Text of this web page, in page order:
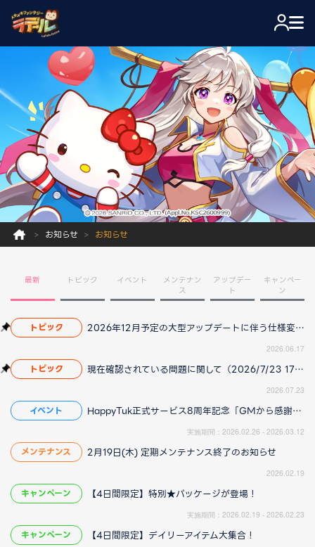
お知らせ お知らせ
最新 トピック イベント
メンテナン
ス
アップデー
ト
キャンペー
ン
トピック 2026年12月予定の大型アップデートに伴う仕様変更のお知らせ
2026.06.17
トピック 現在確認されている問題に関して（2026/7/23 17:00更新）
2026.07.23
イベント HappyTuk正式サービス8周年記念「GMから感謝のしるし」開催！
実施期間：2026.02.26 - 2026.03.12
メンテナンス 2月19日(木) 定期メンテナンス終了のお知らせ
2026.02.19
キャンペーン 【4日間限定】特別★パッケージが登場！
実施期間：2026.02.19 - 2026.02.23
キャンペーン 【4日間限定】デイリーアイテム大集合！